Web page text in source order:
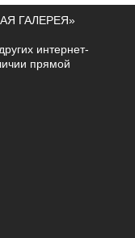
ГАЛЕРЕЯ»
интернет-
прямой